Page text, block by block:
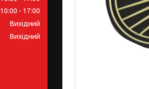
10:00 17:00
Вихідний
Вихідний